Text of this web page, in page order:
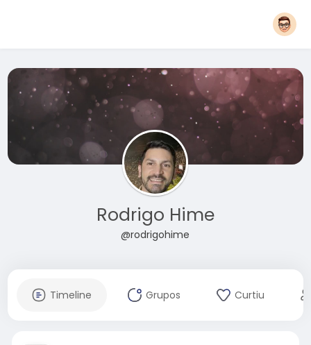
Rodrigo Hime
@rodrigohime
Timeline Grupos Curtiu